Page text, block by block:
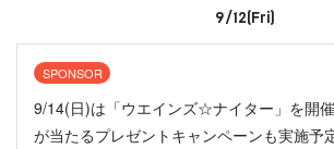
9/12(Fri)
SPONSOR
9/14(日)は「ウエインズ☆ナイター」を開
が当たるプレゼントキャンペーンも実施予